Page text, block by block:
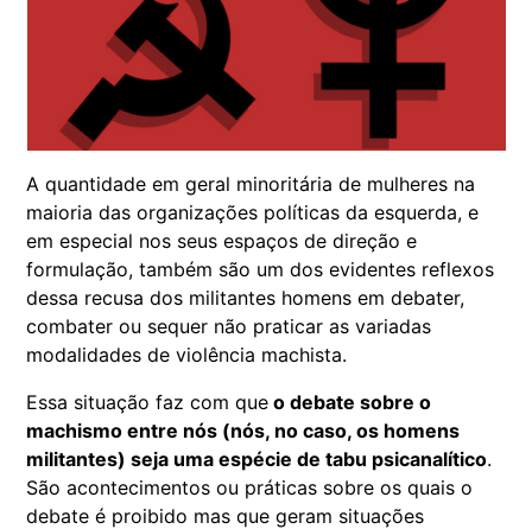
A quantidade em geral minoritária de mulheres na
maioria das organizações políticas da esquerda, e
em especial nos seus espaços de direção e
formulação, também são um dos evidentes reflexos
dessa recusa dos militantes homens em debater,
combater ou sequer não praticar as variadas
modalidades de violência machista.
Essa situação faz com que o debate sobre o
machismo entre nós (nós, no caso, os homens
militantes) seja uma espécie de tabu psicanalítico.
São acontecimentos ou práticas sobre os quais o
debate é proibido mas que geram situações